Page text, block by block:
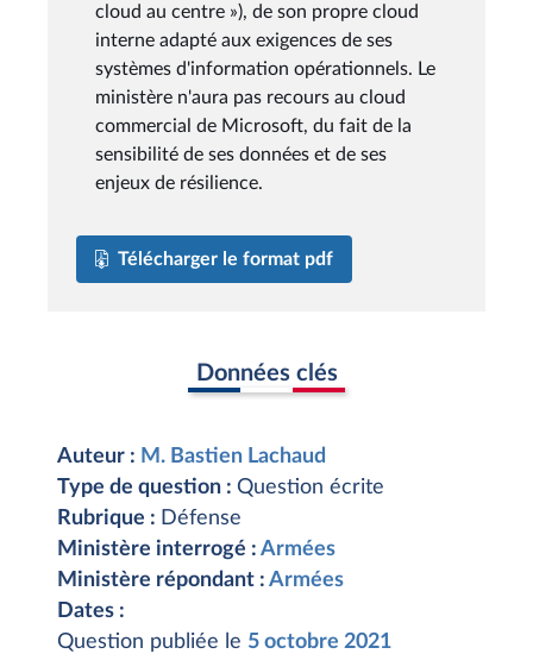
cloud au centre »), de son propre cloud
interne adapté aux exigences de ses
systèmes d'information opérationnels. Le
ministère n'aura pas recours au cloud
commercial de Microsoft, du fait de la
sensibilité de ses données et de ses
enjeux de résilience.
Télécharger le format pdf
Données clés
Auteur : M. Bastien Lachaud
Type de question : Question écrite
Rubrique : Défense
Ministère interrogé : Armées
Ministère répondant : Armées
Dates :
Question publiée le 5 octobre 2021